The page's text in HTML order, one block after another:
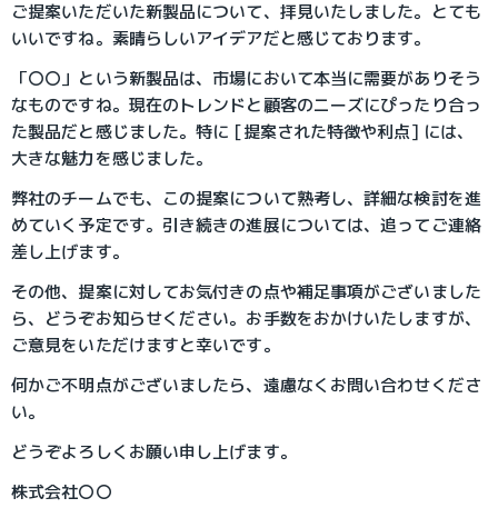
ご提案いただいた新製品について、拝見いたしました。とても
いいですね。素晴らしいアイデアだと感じております。
「〇〇」という新製品は、市場において本当に需要がありそう
なものですね。現在のトレンドと顧客のニーズにぴったり合っ
た製品だと感じました。特に [提案された特徴や利点] には、
大きな魅力を感じました。
弊社のチームでも、この提案について熟考し、詳細な検討を進
めていく予定です。引き続きの進展については、追ってご連絡
差し上げます。
その他、提案に対してお気付きの点や補足事項がございました
ら、どうぞお知らせください。お手数をおかけいたしますが、
ご意見をいただけますと幸いです。
何かご不明点がございましたら、遠慮なくお問い合わせくださ
い。
どうぞよろしくお願い申し上げます。
株式会社〇〇